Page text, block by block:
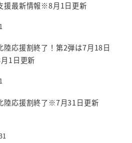
援最新情報※8月1日更新
陸応援割終了！第2弾は7月18日
1日更新
陸応援割終了※7月31日更新